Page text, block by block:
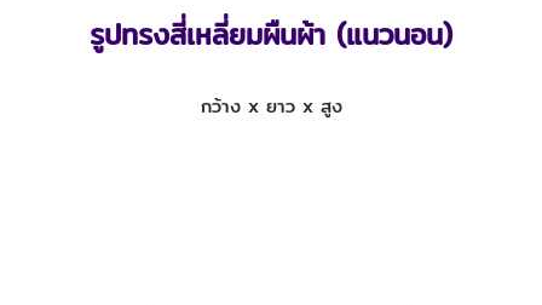
รูปทรงสี่เหลี่ยมผืนผ้า (แนวนอน)
กว้าง x ยาว x สูง